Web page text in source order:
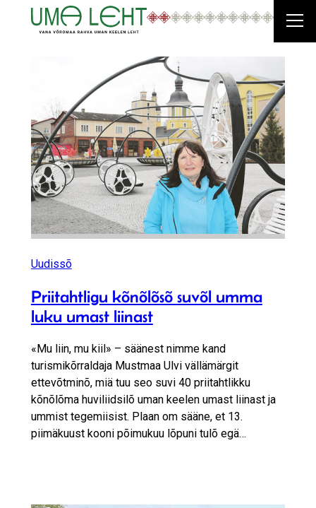
Uudissõ
Priitahtligu kõnõlõsõ suvõl umma
luku umast liinast
«Mu liin, mu kiil» – säänest nimme kand
turismikõrraldaja Mustmaa Ulvi vällämärgit
ettevõtminõ, miä tuu seo suvi 40 priitahtlikku
kõnõlõma huviliidsilõ uman keelen umast liinast ja
ummist tegemiisist. Plaan om sääne, et 13.
piimäkuust kooni põimukuu lõpuni tulõ egä…